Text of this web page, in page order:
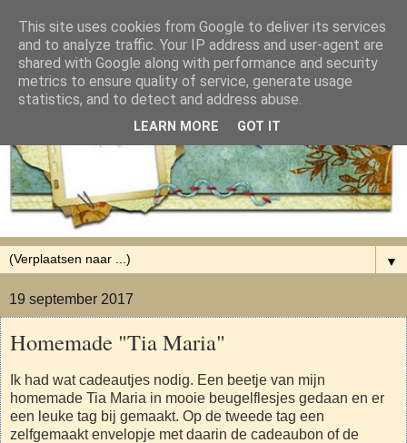
▼
19 september 2017
Homemade "Tia Maria"
Ik had wat cadeautjes nodig. Een beetje van mijn
homemade Tia Maria in mooie beugelflesjes gedaan en er
een leuke tag bij gemaakt. Op de tweede tag een
zelfgemaakt envelopje met daarin de cadeaubon of de
This site uses cookies from Google to deliver its services
and to analyze traffic. Your IP address and user-agent are
shared with Google along with performance and security
metrics to ensure quality of service, generate usage
statistics, and to detect and address abuse.
LEARN MORE GOT IT